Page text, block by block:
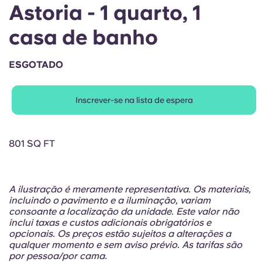
Chinese
Español
Portuguese
Iniciar sessão
Astoria - 1 quarto, 1
casa de banho
ESGOTADO
Inscrever-se na lista de espera
801 SQ FT
A ilustração é meramente representativa. Os materiais,
incluindo o pavimento e a iluminação, variam
consoante a localização da unidade. Este valor não
inclui taxas e custos adicionais obrigatórios e
opcionais. Os preços estão sujeitos a alterações a
qualquer momento e sem aviso prévio. As tarifas são
por pessoa/por cama.